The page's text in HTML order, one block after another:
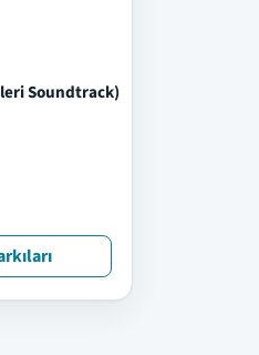
Soundtrack)